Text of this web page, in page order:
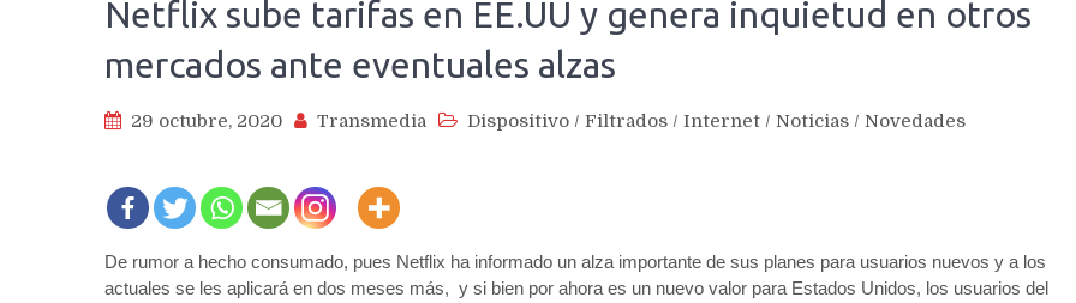
Netflix sube tarifas en EE.UU y genera inquietud en otros
mercados ante eventuales alzas
29 octubre, 2020 Transmedia Dispositivo / Filtrados / Internet / Noticias / Novedades
De rumor a hecho consumado, pues Netflix ha informado un alza importante de sus planes para usuarios nuevos y a los
actuales se les aplicará en dos meses más, y si bien por ahora es un nuevo valor para Estados Unidos, los usuarios del